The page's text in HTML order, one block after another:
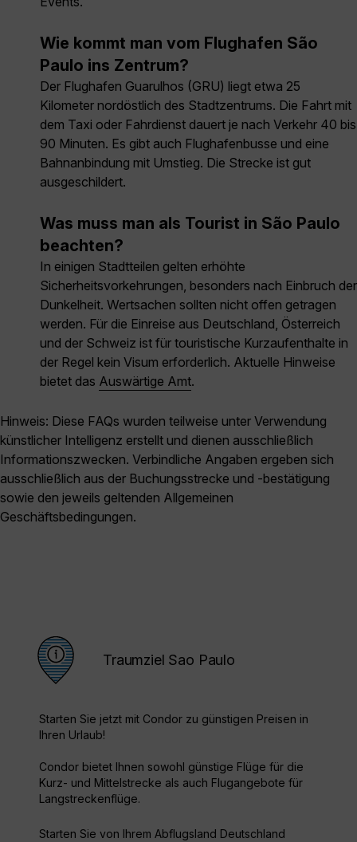
Wie kommt man vom Flughafen São
Paulo ins Zentrum?
Der Flughafen Guarulhos (GRU) liegt etwa 25
Kilometer nordöstlich des Stadtzentrums. Die Fahrt mit
dem Taxi oder Fahrdienst dauert je nach Verkehr 40 bis
90 Minuten. Es gibt auch Flughafenbusse und eine
Bahnanbindung mit Umstieg. Die Strecke ist gut
ausgeschildert.
Was muss man als Tourist in São Paulo
beachten?
In einigen Stadtteilen gelten erhöhte
Sicherheitsvorkehrungen, besonders nach Einbruch der
Dunkelheit. Wertsachen sollten nicht offen getragen
werden. Für die Einreise aus Deutschland, Österreich
und der Schweiz ist für touristische Kurzaufenthalte in
der Regel kein Visum erforderlich. Aktuelle Hinweise
bietet das Auswärtige Amt.
Hinweis: Diese FAQs wurden teilweise unter Verwendung
künstlicher Intelligenz erstellt und dienen ausschließlich
Informationszwecken. Verbindliche Angaben ergeben sich
ausschließlich aus der Buchungsstrecke und -bestätigung
sowie den jeweils geltenden Allgemeinen
Geschäftsbedingungen.
Traumziel Sao Paulo
Starten Sie jetzt mit Condor zu günstigen Preisen in
Ihren Urlaub!
Condor bietet Ihnen sowohl günstige Flüge für die
Kurz- und Mittelstrecke als auch Flugangebote für
Langstreckenflüge.
Starten Sie von Ihrem Abflugsland Deutschland